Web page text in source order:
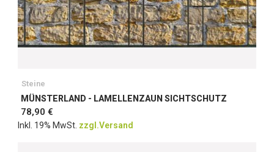
Steine
MÜNSTERLAND - LAMELLENZAUN SICHTSCHUTZ
78,90 €
Inkl. 19% MwSt. zzgl.Versand